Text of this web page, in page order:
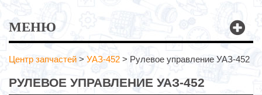
МЕНЮ
Центр запчастей > УАЗ-452 > Рулевое управление УАЗ-452
РУЛЕВОЕ УПРАВЛЕНИЕ УАЗ-452